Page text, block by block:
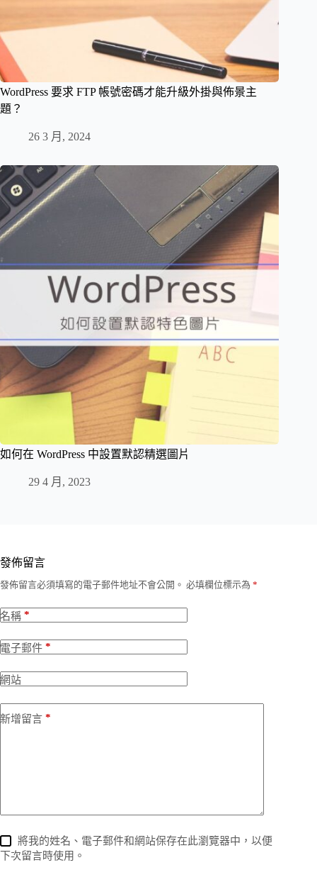
WordPress 要求 FTP 帳號密碼才能升級外掛與佈景主
題？
26 3 月, 2024
如何在 WordPress 中設置默認精選圖片
29 4 月, 2023
發佈留言
發佈留言必須填寫的電子郵件地址不會公開。 必填欄位標示為 *
名稱 *
電子郵件 *
網站
新增留言 *
將我的姓名、電子郵件和網站保存在此瀏覽器中，以便
下次留言時使用。